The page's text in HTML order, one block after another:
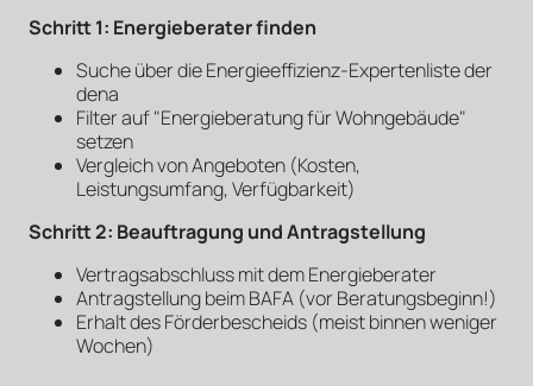
Schritt 1: Energieberater finden
Suche über die Energieeffizienz-Expertenliste der
dena
Filter auf "Energieberatung für Wohngebäude"
setzen
Vergleich von Angeboten (Kosten,
Leistungsumfang, Verfügbarkeit)
Schritt 2: Beauftragung und Antragstellung
Vertragsabschluss mit dem Energieberater
Antragstellung beim BAFA (vor Beratungsbeginn!)
Erhalt des Förderbescheids (meist binnen weniger
Wochen)